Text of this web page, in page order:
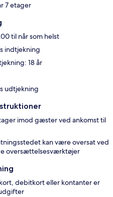
7 etager
til når som helst
indtjekning
18 år
udtjekning
imod gæster ved ankomst til
kan være oversat ved
oversættelsesværktøjer
debitkort eller kontanter er